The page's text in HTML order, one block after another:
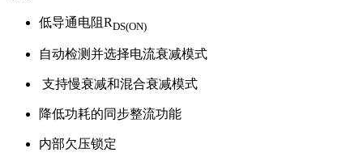
低导通电阻RDS(ON)
自动检测并选择电流衰减模式
支持慢衰减和混合衰减模式
降低功耗的同步整流功能
内部欠压锁定